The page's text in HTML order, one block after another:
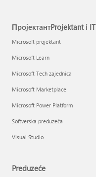
ПројектантProjektant i IT
Microsoft projektant
Microsoft Learn
Microsoft Tech zajednica
Microsoft Marketplace
Microsoft Power Platform
Softverska preduzeća
Visual Studio
Preduzeće